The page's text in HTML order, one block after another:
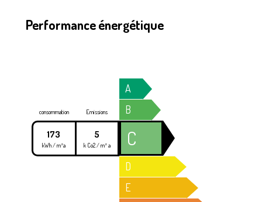
Performance énergétique
A
B
consommation
173
kWh / m²a
Emissions
5
k Co2 / m² a C
D
E